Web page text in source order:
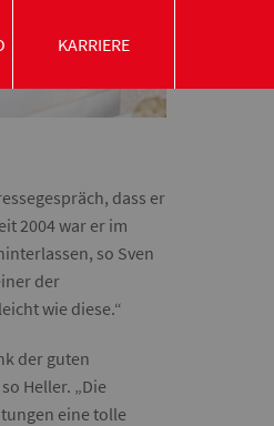
dass er
2004 war er im
so Sven
der
wie diese.“
der guten
Heller. „Die
eine tolle
KARRIERE